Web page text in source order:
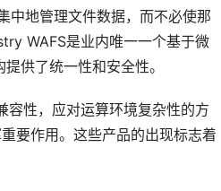
中地管理文件数据，而不必使那
WAFS是业内唯一一个基于微
供了统一性和安全性。
性，应对运算环境复杂性的方
要作用。这些产品的出现标志着